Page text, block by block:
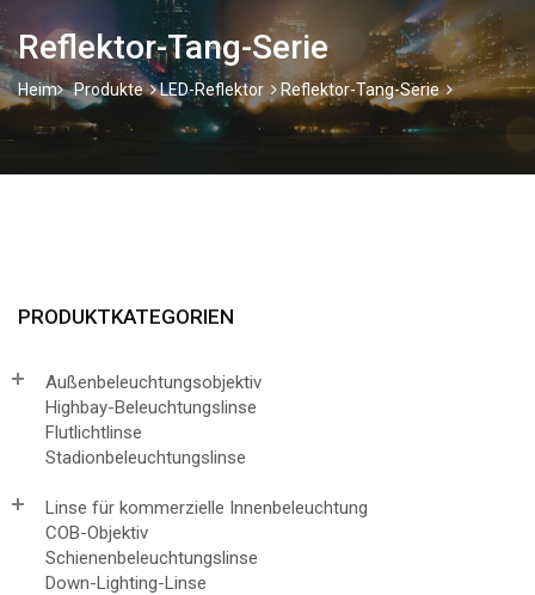
Reflektor-Tang-Serie
Heim Produkte LED-Reflektor Reflektor-Tang-Serie
PRODUKTKATEGORIEN
Außenbeleuchtungsobjektiv
Highbay-Beleuchtungslinse
Flutlichtlinse
Stadionbeleuchtungslinse
Linse für kommerzielle Innenbeleuchtung
COB-Objektiv
Schienenbeleuchtungslinse
Down-Lighting-Linse